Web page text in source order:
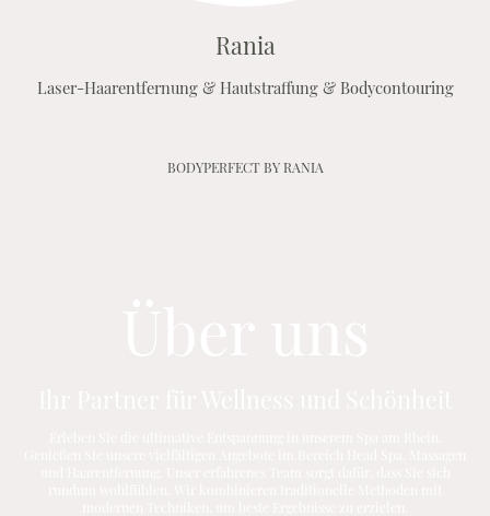
Rania
Laser-Haarentfernung & Hautstraffung & Bodycontouring
BODYPERFECT BY RANIA